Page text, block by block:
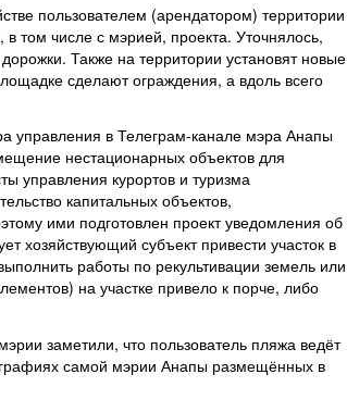
пользователем (арендатором) территории
том числе с мэрией, проекта. Уточнялось,
Также на территории установят новые
сделают ограждения, а вдоль всего
управления в Телеграм-канале мэра Анапы
нестационарных объектов для
управления курортов и туризма
капитальных объектов,
ими подготовлен проект уведомления об
хозяйствующий субъект привести участок в
работы по рекультивации земель или
на участке привело к порче, либо
заметили, что пользователь пляжа ведёт
самой мэрии Анапы размещённых в